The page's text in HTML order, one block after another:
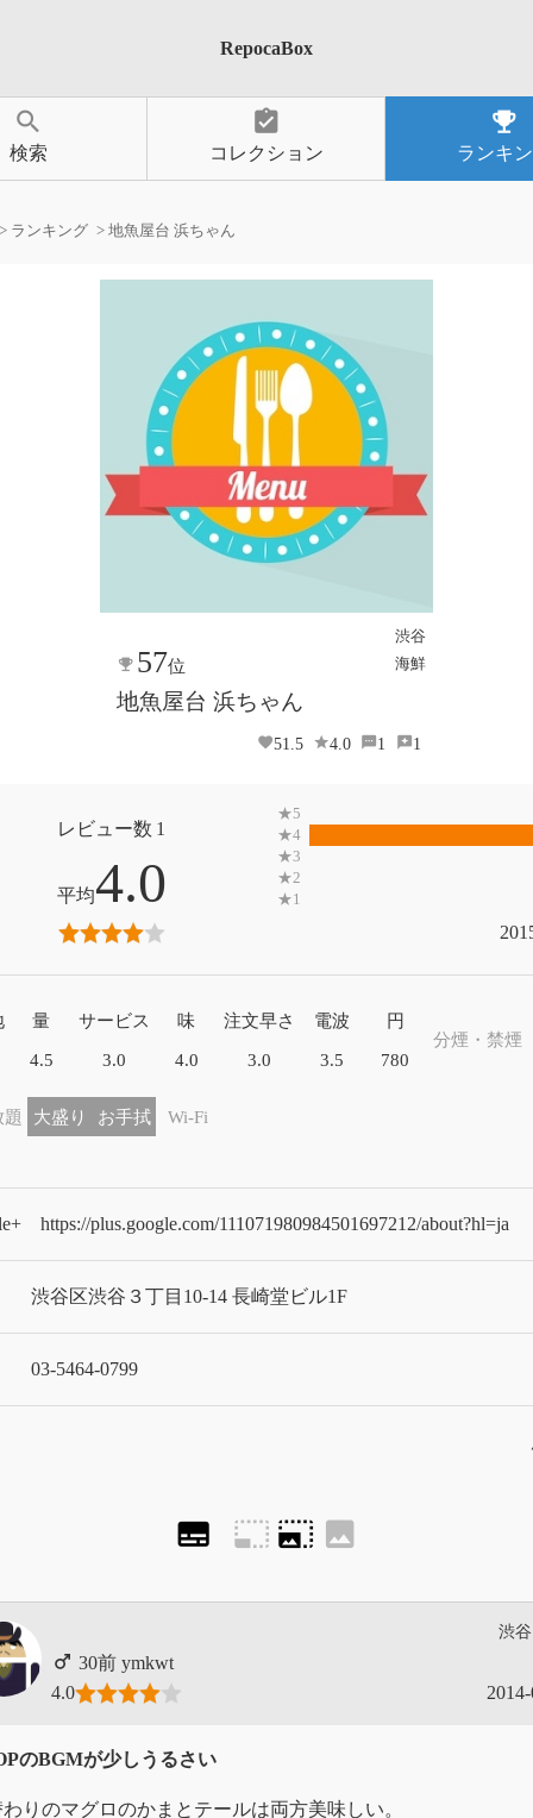
RepocaBox
search
検索
assignment_turned_in
コレクション
emoji_events
ランキ
ランキング 地魚屋台 浜ちゃん
渋谷
海鮮
57位
地魚屋台 浜ちゃん
51.5 4.0 1 1
1
4.0
量
4.5
サービス
3.0
味
4.0
注文早さ
3.0
電波
3.5
円
780
分煙・禁煙
大盛り お手拭 Wi-Fi
https://plus.google.com/111071980984501697212/about?hl=ja
渋谷区渋谷３丁目10-14 長崎堂ビル1F
03-5464-0799
subtitles photo_size_select_small photo_size_select_large image
渋谷
ymkwt
4.0
のBGMが少しうるさい
わりのマグロのかまとテールは両方美味しい。